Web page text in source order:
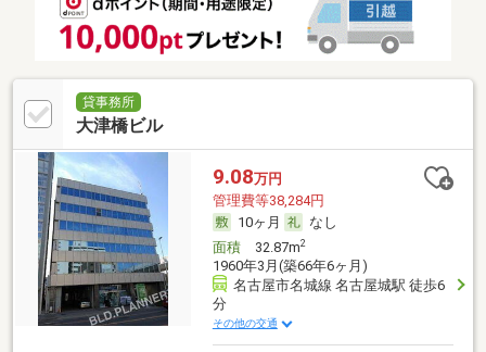
貸事務所
大津橋ビル
9.08万円
管理費等38,284円
10ヶ月
なし
面積32.87m2
1960年3月(築66年6ヶ月)
名古屋市名城線 名古屋城駅 徒歩6
分
その他の交通